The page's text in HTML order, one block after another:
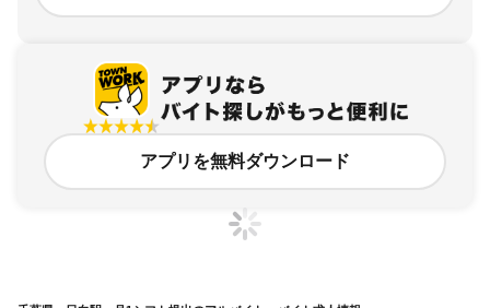
アプリを無料ダウンロード